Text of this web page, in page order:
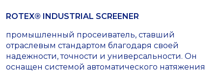
ROTEX® INDUSTRIAL SCREENER
промышленный просеиватель, ставший
отраслевым стандартом благодаря своей
надежности, точности и универсальности. Он
оснащен системой автоматического натяжения